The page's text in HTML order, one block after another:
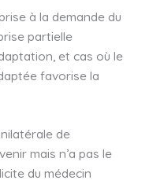
à la demande du
partielle
et cas où le
favorise la
de
mais n’a pas le
du médecin